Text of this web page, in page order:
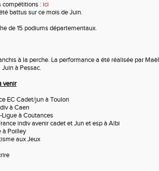
compétitions : ici
battus sur ce mois de Juin.
de 15 podiums départementaux.
à la perche. La performance a été réalisée par Maël
à Pessac.
venir
EC Cadet/jun à Toulon
à Caen
Ligue à Coutances
indiv avenir cadet et Jun et esp à Albi
à Poilley
aux Jeux